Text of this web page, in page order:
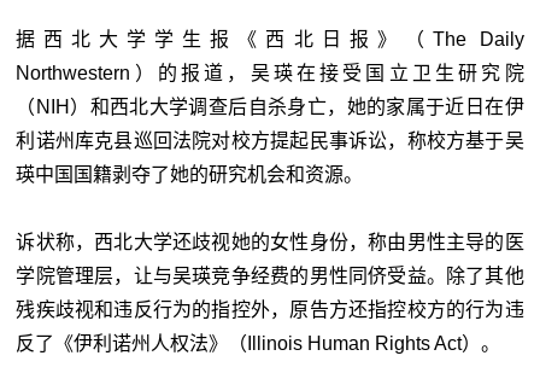
据西北大学学生报《西北日报》（The Daily
Northwestern）的报道，吴瑛在接受国立卫生研究院
（NIH）和西北大学调查后自杀身亡，她的家属于近日在伊
利诺州库克县巡回法院对校方提起民事诉讼，称校方基于吴
瑛中国国籍剥夺了她的研究机会和资源。
诉状称，西北大学还歧视她的女性身份，称由男性主导的医
学院管理层，让与吴瑛竞争经费的男性同侪受益。除了其他
残疾歧视和违反行为的指控外，原告方还指控校方的行为违
反了《伊利诺州人权法》（Illinois Human Rights Act）。